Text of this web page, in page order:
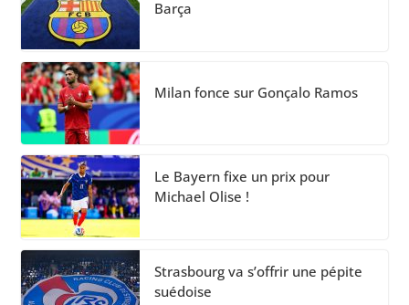
Barça
Milan fonce sur Gonçalo Ramos
Le Bayern fixe un prix pour
Michael Olise !
Strasbourg va s’offrir une pépite
suédoise